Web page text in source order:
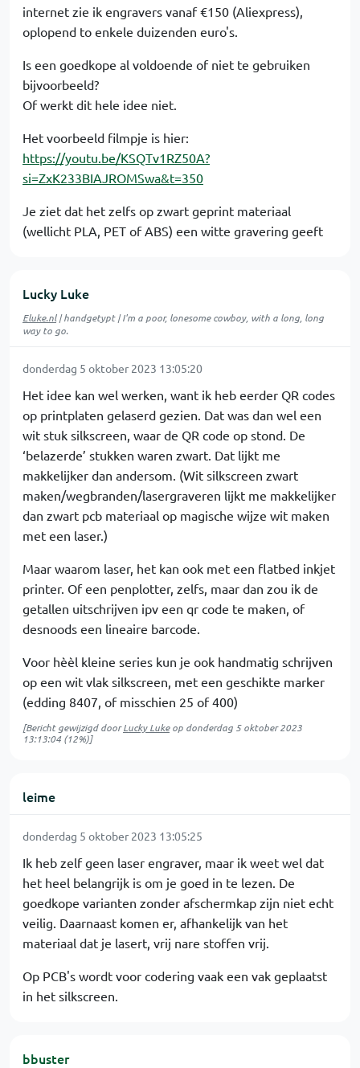
internet zie ik engravers vanaf €150 (Aliexpress),
oplopend to enkele duizenden euro's.
Is een goedkope al voldoende of niet te gebruiken
bijvoorbeeld?
Of werkt dit hele idee niet.
Het voorbeeld filmpje is hier:
https://youtu.be/KSQTv1RZ50A?
si=ZxK233BIAJROMSwa&t=350
Je ziet dat het zelfs op zwart geprint materiaal
(wellicht PLA, PET of ABS) een witte gravering geeft
Lucky Luke
Eluke.nl| handgetypt | I'm a poor, lonesome cowboy, with a long, long
way to go.
donderdag 5 oktober 2023 13:05:20
Het idee kan wel werken, want ik heb eerder QR codes
op printplaten gelaserd gezien. Dat was dan wel een
wit stuk silkscreen, waar de QR code op stond. De
‘belazerde’ stukken waren zwart. Dat lijkt me
makkelijker dan andersom. (Wit silkscreen zwart
maken/wegbranden/lasergraveren lijkt me makkelijker
dan zwart pcb materiaal op magische wijze wit maken
met een laser.)
Maar waarom laser, het kan ook met een flatbed inkjet
printer. Of een penplotter, zelfs, maar dan zou ik de
getallen uitschrijven ipv een qr code te maken, of
desnoods een lineaire barcode.
Voor hèèl kleine series kun je ook handmatig schrijven
op een wit vlak silkscreen, met een geschikte marker
(edding 8407, of misschien 25 of 400)
[Bericht gewijzigd doorLucky Lukeop donderdag 5 oktober 2023
13:13:04 (12%)]
leime
donderdag 5 oktober 2023 13:05:25
Ik heb zelf geen laser engraver, maar ik weet wel dat
het heel belangrijk is om je goed in te lezen. De
goedkope varianten zonder afschermkap zijn niet echt
veilig. Daarnaast komen er, afhankelijk van het
materiaal dat je lasert, vrij nare stoffen vrij.
Op PCB's wordt voor codering vaak een vak geplaatst
in het silkscreen.
bbuster